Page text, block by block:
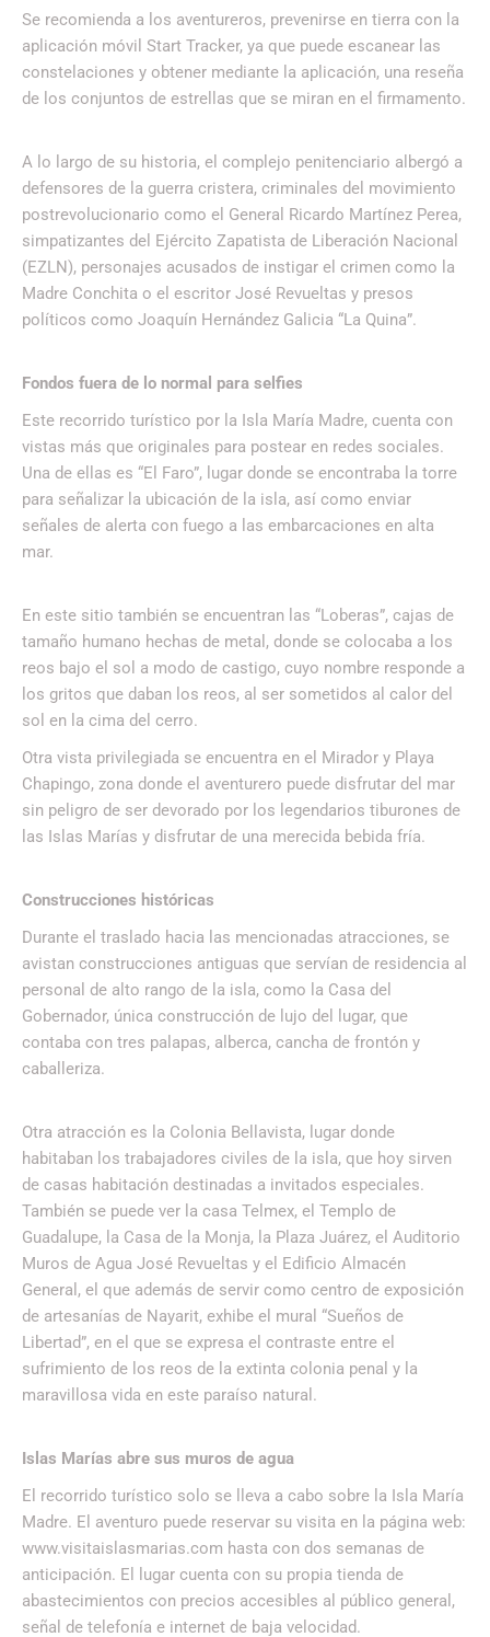
Se recomienda a los aventureros, prevenirse en tierra con la
aplicación móvil Start Tracker, ya que puede escanear las
constelaciones y obtener mediante la aplicación, una reseña
de los conjuntos de estrellas que se miran en el firmamento.
A lo largo de su historia, el complejo penitenciario albergó a
defensores de la guerra cristera, criminales del movimiento
postrevolucionario como el General Ricardo Martínez Perea,
simpatizantes del Ejército Zapatista de Liberación Nacional
(EZLN), personajes acusados de instigar el crimen como la
Madre Conchita o el escritor José Revueltas y presos
políticos como Joaquín Hernández Galicia “La Quina”.
Fondos fuera de lo normal para selfies
Este recorrido turístico por la Isla María Madre, cuenta con
vistas más que originales para postear en redes sociales.
Una de ellas es “El Faro”, lugar donde se encontraba la torre
para señalizar la ubicación de la isla, así como enviar
señales de alerta con fuego a las embarcaciones en alta
mar.
En este sitio también se encuentran las “Loberas”, cajas de
tamaño humano hechas de metal, donde se colocaba a los
reos bajo el sol a modo de castigo, cuyo nombre responde a
los gritos que daban los reos, al ser sometidos al calor del
sol en la cima del cerro.
Otra vista privilegiada se encuentra en el Mirador y Playa
Chapingo, zona donde el aventurero puede disfrutar del mar
sin peligro de ser devorado por los legendarios tiburones de
las Islas Marías y disfrutar de una merecida bebida fría.
Construcciones históricas
Durante el traslado hacia las mencionadas atracciones, se
avistan construcciones antiguas que servían de residencia al
personal de alto rango de la isla, como la Casa del
Gobernador, única construcción de lujo del lugar, que
contaba con tres palapas, alberca, cancha de frontón y
caballeriza.
Otra atracción es la Colonia Bellavista, lugar donde
habitaban los trabajadores civiles de la isla, que hoy sirven
de casas habitación destinadas a invitados especiales.
También se puede ver la casa Telmex, el Templo de
Guadalupe, la Casa de la Monja, la Plaza Juárez, el Auditorio
Muros de Agua José Revueltas y el Edificio Almacén
General, el que además de servir como centro de exposición
de artesanías de Nayarit, exhibe el mural “Sueños de
Libertad”, en el que se expresa el contraste entre el
sufrimiento de los reos de la extinta colonia penal y la
maravillosa vida en este paraíso natural.
Islas Marías abre sus muros de agua
El recorrido turístico solo se lleva a cabo sobre la Isla María
Madre. El aventuro puede reservar su visita en la página web:
www.visitaislasmarias.com hasta con dos semanas de
anticipación. El lugar cuenta con su propia tienda de
abastecimientos con precios accesibles al público general,
señal de telefonía e internet de baja velocidad.